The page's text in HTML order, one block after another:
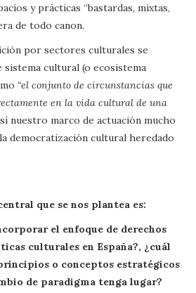
y prácticas “bastardas, mixtas,
de todo canon.
por sectores culturales se
sistema cultural (o ecosistema
“el conjunto de circunstancias que
en la vida cultural de una
nuestro marco de actuación mucho
democratización cultural heredado
que se nos plantea es:
el enfoque de derechos
culturales en España?, ¿cuál
o conceptos estratégicos
de paradigma tenga lugar?